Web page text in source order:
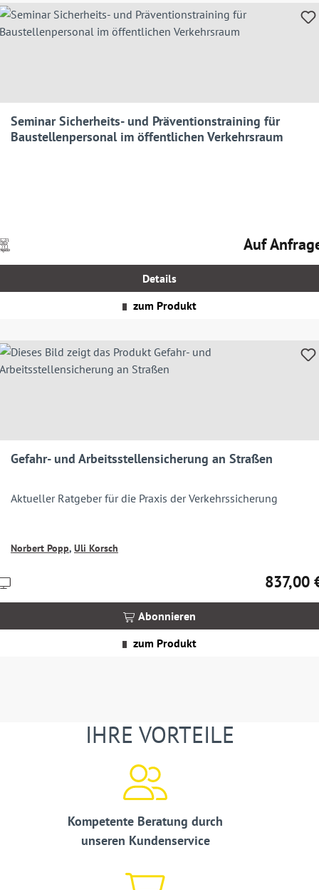
Seminar Sicherheits- und Präventionstraining für
Baustellenpersonal im öffentlichen Verkehrsraum
Regulärer
Auf
Details
zum Produkt
Gefahr- und Arbeitsstellensicherung an Straßen
Aktueller Ratgeber für die Praxis der Verkehrssicherung
Norbert Popp, Uli Korsch
837,00
Abonnieren
zum Produkt
IHRE VORTEILE
Kompetente Beratung durch
unseren Kundenservice